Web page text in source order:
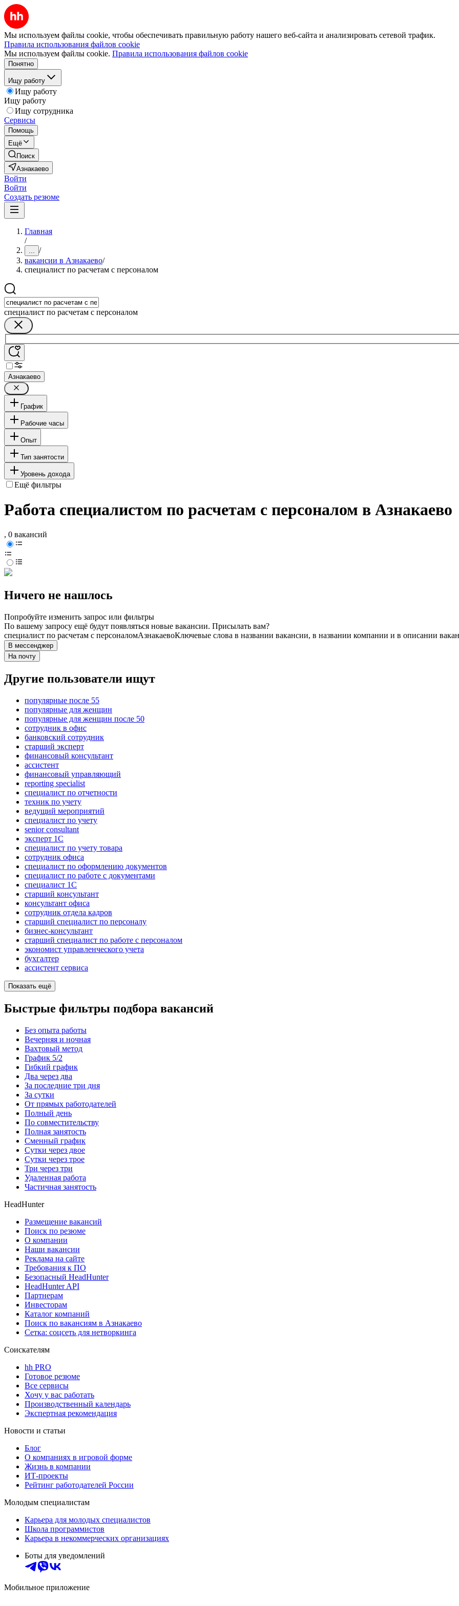
Мы используем файлы cookie, чтобы обеспечивать правильную работу нашего веб-сайта и анализировать сетевой трафик.
Правила использования файлов cookie
Мы используем файлы cookie. Правила использования файлов cookie
Понятно
Ищу работу
Ищу работу
Ищу работу
Ищу сотрудника
Сервисы
Помощь
Ещё
Поиск
Азнакаево
Войти
Войти
Создать резюме
Главная
/
... /
вакансии в Азнакаево/
специалист по расчетам с персоналом
специалист по расчетам с персоналом
Азнакаево
График
Рабочие часы
Опыт
Тип занятости
Уровень дохода
Ещё фильтры
Работа специалистом по расчетам с персоналом в Азнакаево
, 0 вакансий
Ничего не нашлось
Попробуйте изменить запрос или фильтры
По вашему запросу ещё будут появляться новые вакансии. Присылать вам?
специалист по расчетам с персоналомАзнакаевоКлючевые слова в названии вакансии, в названии компании и в описании
В мессенджер
На почту
Другие пользователи ищут
популярные после 55
популярные для женщин
популярные для женщин после 50
сотрудник в офис
банковский сотрудник
старший эксперт
финансовый консультант
ассистент
финансовый управляющий
reporting specialist
специалист по отчетности
техник по учету
ведущий мероприятий
специалист по учету
senior consultant
эксперт 1С
специалист по учету товара
сотрудник офиса
специалист по оформлению документов
специалист по работе с документами
специалист 1С
старший консультант
консультант офиса
сотрудник отдела кадров
старший специалист по персоналу
бизнес-консультант
старший специалист по работе с персоналом
экономист управленческого учета
бухгалтер
ассистент сервиса
Показать ещё
Быстрые фильтры подбора вакансий
Без опыта работы
Вечерняя и ночная
Вахтовый метод
График 5/2
Гибкий график
Два через два
За последние три дня
За сутки
От прямых работодателей
Полный день
По совместительству
Полная занятость
Сменный график
Сутки через двое
Сутки через трое
Три через три
Удаленная работа
Частичная занятость
HeadHunter
Размещение вакансий
Поиск по резюме
О компании
Наши вакансии
Реклама на сайте
Требования к ПО
Безопасный HeadHunter
HeadHunter API
Партнерам
Инвесторам
Каталог компаний
Поиск по вакансиям в Азнакаево
Сетка: соцсеть для нетворкинга
Соискателям
hh PRO
Готовое резюме
Все сервисы
Хочу у вас работать
Производственный календарь
Экспертная рекомендация
Новости и статьи
Блог
О компаниях в игровой форме
Жизнь в компании
ИТ-проекты
Рейтинг работодателей России
Молодым специалистам
Карьера для молодых специалистов
Школа программистов
Карьера в некоммерческих организациях
Боты для уведомлений
Мобильное приложение